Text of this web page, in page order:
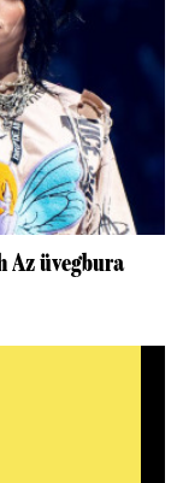
Az üvegbura